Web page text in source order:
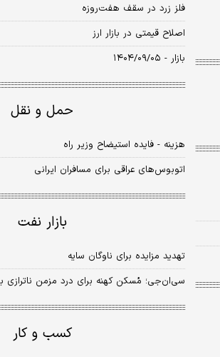
فلز زرد در سقف هفت‌روزه
اصلاح قیمتی در بازار ارز
بازار - ۱۴۰۴/۰۹/۰۵
حمل و نقل
هزینه - ‌فایده استیضاح وزیر راه
اتوبوس‌های عراقی برای مسافران ایرانی
بازار نفت
تهدید مزایده برای ناوگان سایه
سی‏‏‏‌ان‏‏‏‌جی؛ مُسکن کهنه برای درد مزمن ناترازی
کسب و کار